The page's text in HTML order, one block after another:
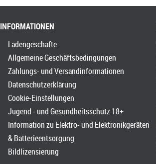
INFORMATIONEN
Ladengeschäfte
Allgemeine Geschäftsbedingungen
Zahlungs- und Versandinformationen
Datenschutzerklärung
Cookie-Einstellungen
Jugend - und Gesundheitsschutz 18+
Information zu Elektro- und Elektronikgeräten
& Batterieentsorgung
Bildlizensierung